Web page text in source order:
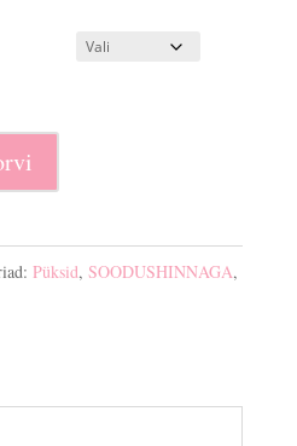
€26.00.
€16.00.
Püksid, SOODUSHINNAGA,